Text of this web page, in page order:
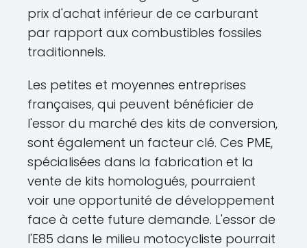
prix d'achat inférieur de ce carburant
par rapport aux combustibles fossiles
traditionnels.
Les petites et moyennes entreprises
françaises, qui peuvent bénéficier de
l'essor du marché des kits de conversion,
sont également un facteur clé. Ces PME,
spécialisées dans la fabrication et la
vente de kits homologués, pourraient
voir une opportunité de développement
face à cette future demande. L'essor de
l'E85 dans le milieu motocycliste pourrait